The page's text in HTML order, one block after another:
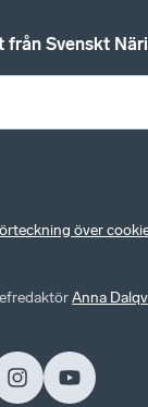
från Svenskt
över
Anna